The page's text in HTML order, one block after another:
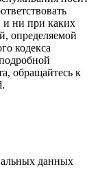
и ни при каких
определяемой
кодекса
обращайтесь к
данных